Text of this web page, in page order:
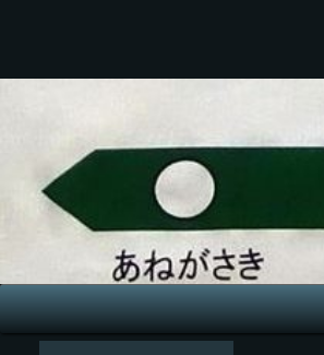
メ
イ